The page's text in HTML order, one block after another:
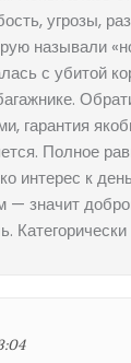
угрозы,
называли
с убитой
гарантия
Полное
интерес к
— значит